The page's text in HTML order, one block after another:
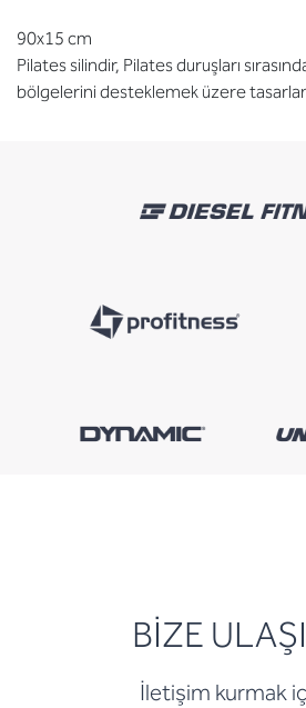
90x15 cm
Pilates silindir, Pilates duruşları
bölgelerini desteklemek üzere
BİZE
İletişim kurmak